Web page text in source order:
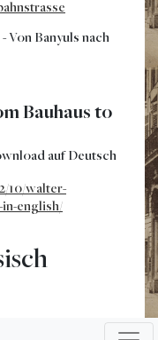
Von Banyuls nach
Bauhaus to
auf Deutsch
10/walter-
english/